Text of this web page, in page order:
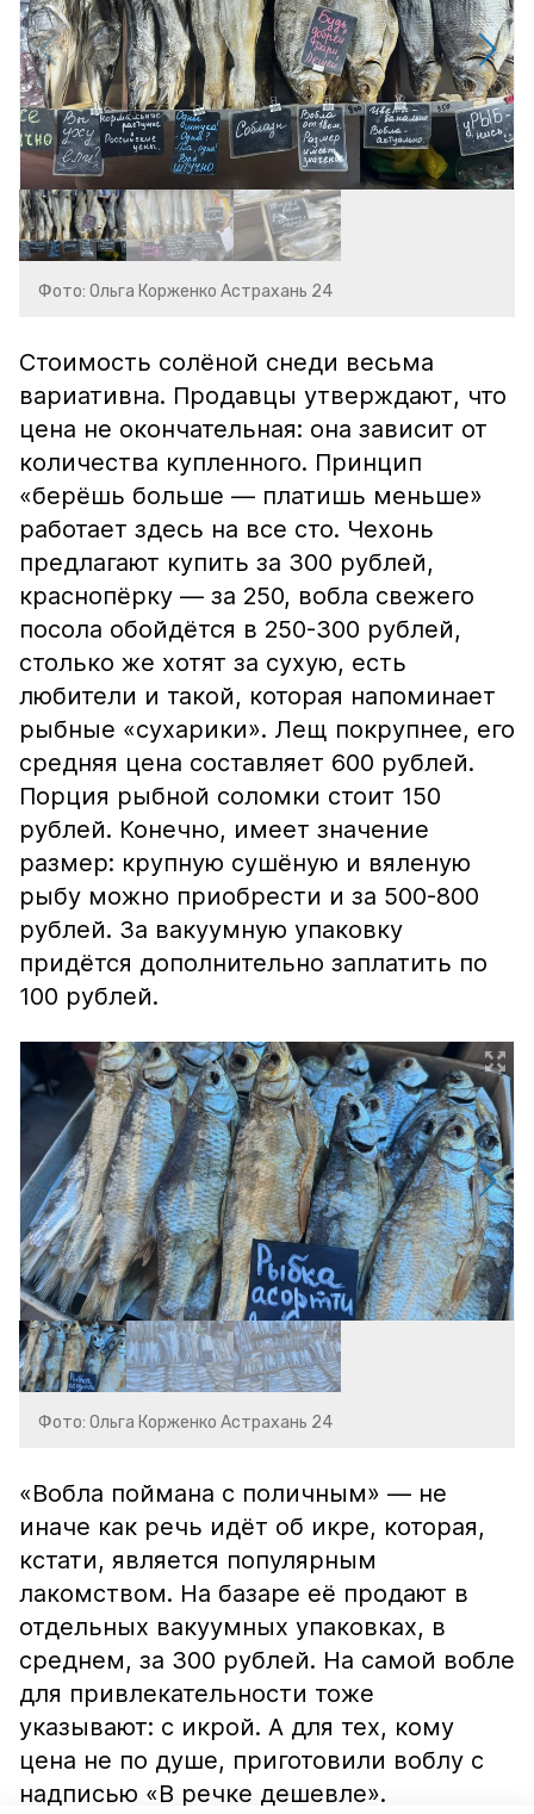
Фото: Ольга Корженко Астрахань 24
Стоимость солёной снеди весьма
вариативна. Продавцы утверждают, что
цена не окончательная: она зависит от
количества купленного. Принцип
«берёшь больше — платишь меньше»
работает здесь на все сто. Чехонь
предлагают купить за 300 рублей,
краснопёрку — за 250, вобла свежего
посола обойдётся в 250-300 рублей,
столько же хотят за сухую, есть
любители и такой, которая напоминает
рыбные «сухарики». Лещ покрупнее, его
средняя цена составляет 600 рублей.
Порция рыбной соломки стоит 150
рублей. Конечно, имеет значение
размер: крупную сушёную и вяленую
рыбу можно приобрести и за 500-800
рублей. За вакуумную упаковку
придётся дополнительно заплатить по
100 рублей.
Фото: Ольга Корженко Астрахань 24
«Вобла поймана с поличным» — не
иначе как речь идёт об икре, которая,
кстати, является популярным
лакомством. На базаре её продают в
отдельных вакуумных упаковках, в
среднем, за 300 рублей. На самой вобле
для привлекательности тоже
указывают: с икрой. А для тех, кому
цена не по душе, приготовили воблу с
надписью «В речке дешевле».